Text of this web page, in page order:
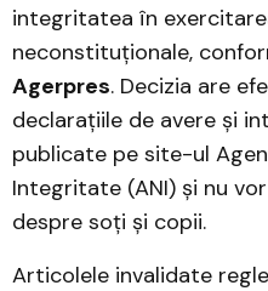
integritatea în
neconstituționale,
Agerpres. Decizia are
declarațiile de avere și
publicate pe site-ul
Integritate (ANI) și nu
despre soți și copii.
Articolele invalidate